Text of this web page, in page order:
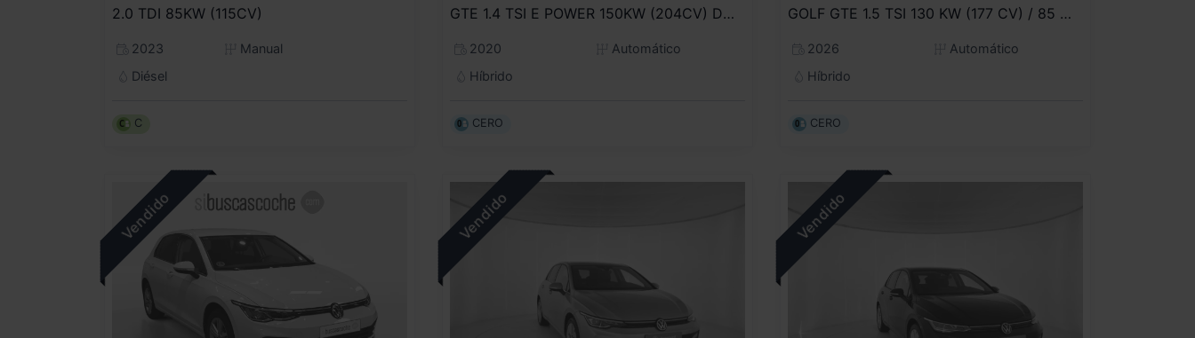
2.0 TDI 85KW (115CV)
2023
Manual
Diésel
C
GTE 1.4 TSI E POWER 150KW (204CV) DSG
2020
Automático
Híbrido
CERO
GOLF GTE 1.5 TSI 130 KW (177 CV) / 85 KW (115 CV) AUTOMÁTICO DSG 6 VEL.
2026
Automático
Híbrido
CERO